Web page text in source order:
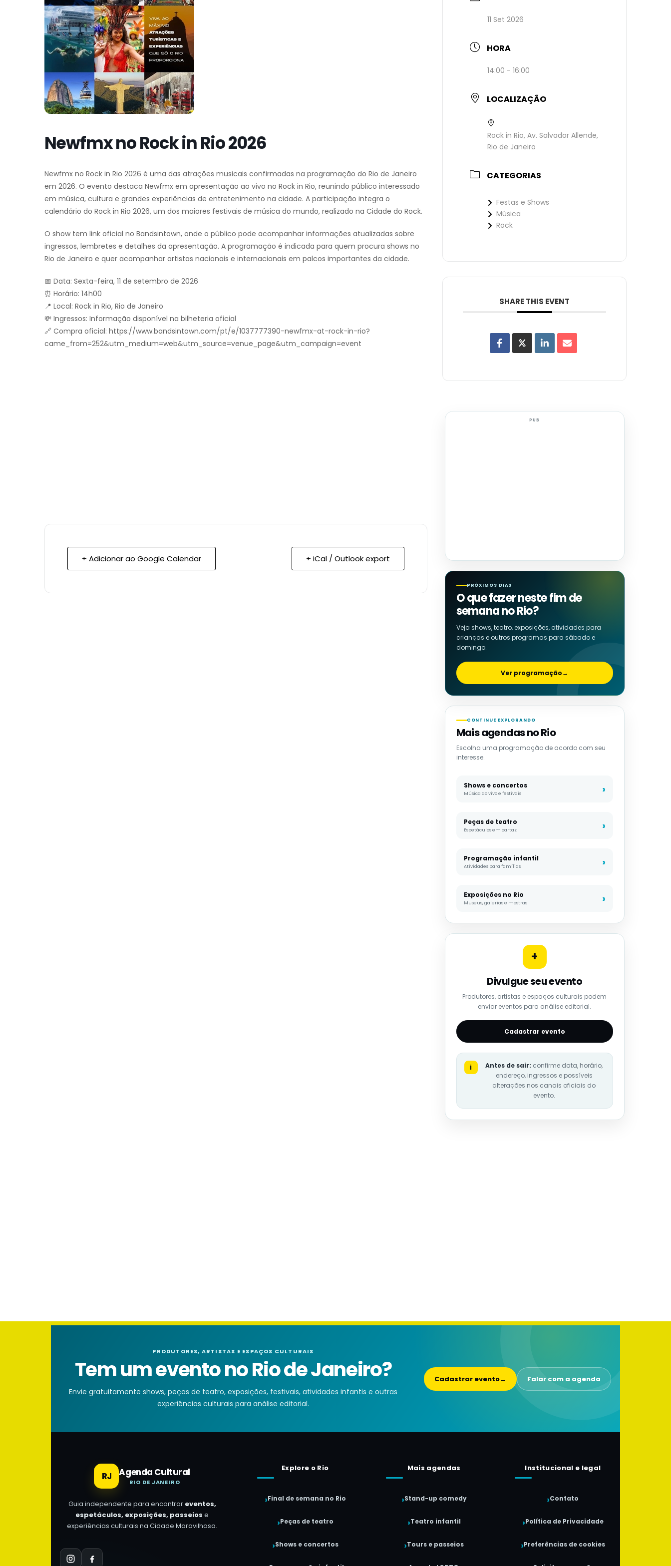
Newfmx no Rock in Rio 2026
Newfmx no Rock in Rio 2026 é uma das atrações musicais confirmadas na programação do Rio de Janeiro
em 2026. O evento destaca Newfmx em apresentação ao vivo no Rock in Rio, reunindo público interessado
em música, cultura e grandes experiências de entretenimento na cidade. A participação integra o
calendário do Rock in Rio 2026, um dos maiores festivais de música do mundo, realizado na Cidade do Rock.
O show tem link oficial no Bandsintown, onde o público pode acompanhar informações atualizadas sobre
ingressos, lembretes e detalhes da apresentação. A programação é indicada para quem procura shows no
Rio de Janeiro e quer acompanhar artistas nacionais e internacionais em palcos importantes da cidade.
📅 Data: Sexta-feira, 11 de setembro de 2026
⏰ Horário: 14h00
📍 Local: Rock in Rio, Rio de Janeiro
💸 Ingressos: Informação disponível na bilheteria oficial
🔗 Compra oficial: https://www.bandsintown.com/pt/e/1037777390-newfmx-at-rock-in-rio?
came_from=252&utm_medium=web&utm_source=venue_page&utm_campaign=event
+ Adicionar ao Google Calendar + iCal / Outlook export
11 Set 2026
HORA
14:00 - 16:00
LOCALIZAÇÃO
Rock in Rio, Av. Salvador Allende,
Rio de Janeiro
CATEGORIAS
Festas e Shows
Música
Rock
SHARE THIS EVENT
PUB
PRÓXIMOS DIAS
O que fazer neste fim de
semana no Rio?
Veja shows, teatro, exposições, atividades para
crianças e outros programas para sábado e
domingo.
Ver programação→
CONTINUE EXPLORANDO
Mais agendas no Rio
Escolha uma programação de acordo com seu
interesse.
Shows e concertos
Música ao vivo e festivais
Peças de teatro
Espetáculos em cartaz
Programação infantil
Atividades para famílias
Exposições no Rio
Museus, galerias e mostras
+
Divulgue seu evento
Produtores, artistas e espaços culturais podem
enviar eventos para análise editorial.
Cadastrar evento
i Antes de sair: confirme data, horário,
endereço, ingressos e possíveis
alterações nos canais oficiais do
evento.
PRODUTORES, ARTISTAS E ESPAÇOS CULTURAIS
Tem um evento no Rio de Janeiro?
Envie gratuitamente shows, peças de teatro, exposições, festivais, atividades infantis e outras
experiências culturais para análise editorial.
Cadastrar evento→ Falar com a agenda
RJ Agenda Cultural
RIO DE JANEIRO
Guia independente para encontrar eventos,
espetáculos, exposições, passeios e
experiências culturais na Cidade Maravilhosa.
Explore o Rio
Final de semana no Rio
Peças de teatro
Shows e concertos
Mais agendas
Stand-up comedy
Teatro infantil
Tours e passeios
Institucional e legal
Contato
Política de Privacidade
Preferências de cookies